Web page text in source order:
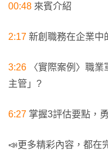
00:48 來賓介紹
2:17 新創職務在企業中
3:26 〈實際案例〉職
主管」?
6:27 掌握3評估要點，
📣更多精彩內容，都在